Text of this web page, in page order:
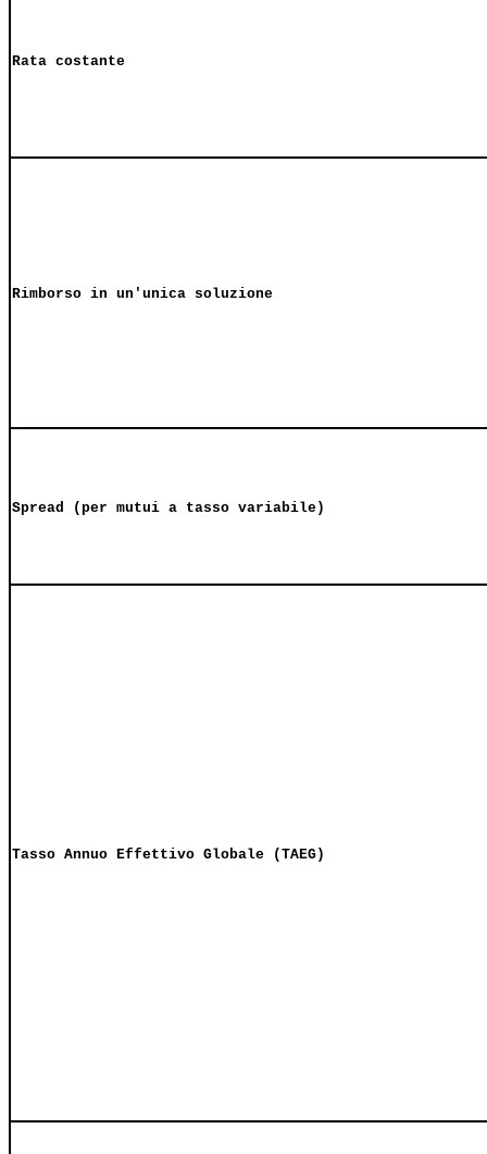
Rata costante
Rimborso in un'unica soluzione
Spread (per mutui a tasso variabile)
Tasso Annuo Effettivo Globale (TAEG)